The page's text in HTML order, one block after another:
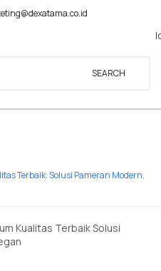
SEARCH
Terbaik: Solusi Pameran Modern,